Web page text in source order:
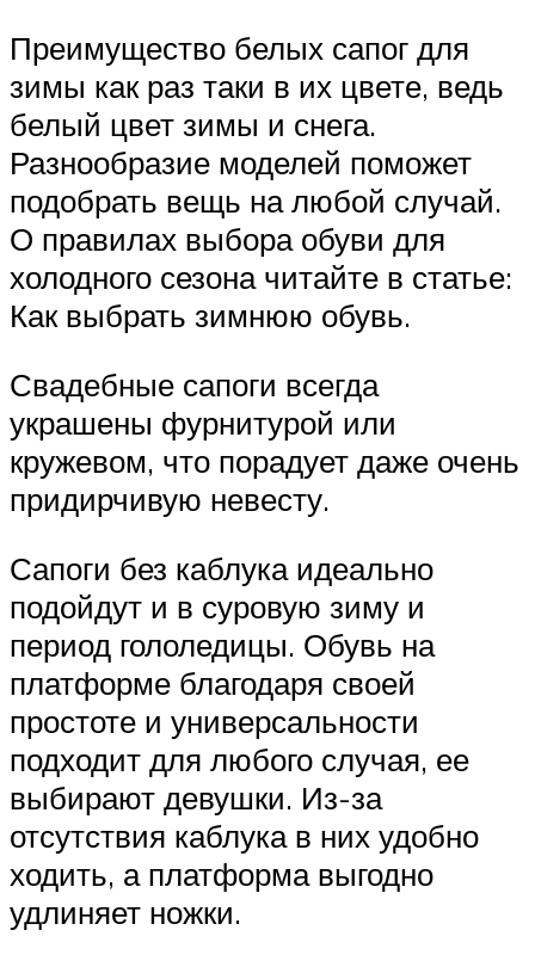
Преимущество белых сапог для
зимы как раз таки в их цвете, ведь
белый цвет зимы и снега.
Разнообразие моделей поможет
подобрать вещь на любой случай.
О правилах выбора обуви для
холодного сезона читайте в статье:
Как выбрать зимнюю обувь.
Свадебные сапоги всегда
украшены фурнитурой или
кружевом, что порадует даже очень
придирчивую невесту.
Сапоги без каблука идеально
подойдут и в суровую зиму и
период гололедицы. Обувь на
платформе благодаря своей
простоте и универсальности
подходит для любого случая, ее
выбирают девушки. Из-за
отсутствия каблука в них удобно
ходить, а платформа выгодно
удлиняет ножки.